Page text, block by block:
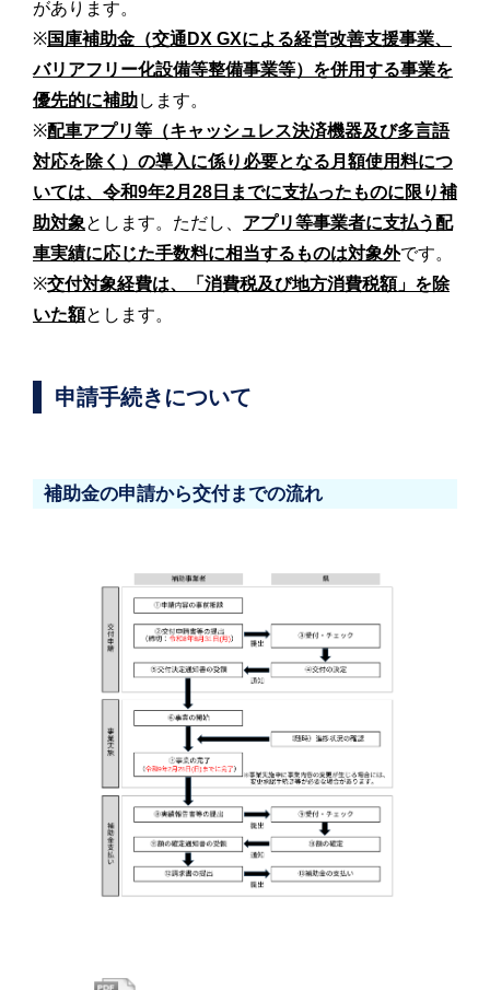
があります。
※国庫補助金（交通DX GXによる経営改善支援事業、
バリアフリー化設備等整備事業等）を併用する事業を
優先的に補助します。
※配車アプリ等（キャッシュレス決済機器及び多言語
対応を除く）の導入に係り必要となる月額使用料につ
いては、令和9年2月28日までに支払ったものに限り補
助対象とします。ただし、 アプリ等事業者に支払う配
車実績に応じた手数料に相当するものは対象外です。
※交付対象経費は、「消費税及び地方消費税額」を除
いた額とします。
申請手続きについて
補助金の申請から交付までの流れ